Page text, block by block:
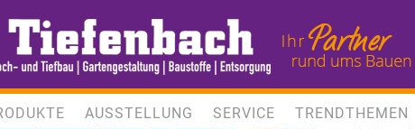
AUSSTELLUNG SERVICE TRENDTHEMEN